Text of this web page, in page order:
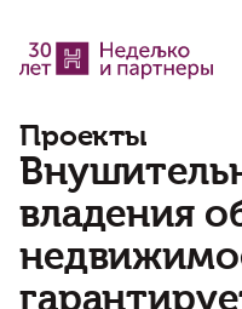
Проекты
владения